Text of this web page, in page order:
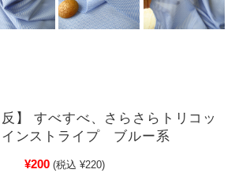
反】 すべすべ、さらさらトリコッ
インストライプ ブルー系
¥200 (税込 ¥220)